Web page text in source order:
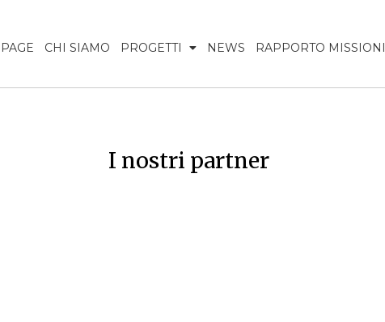
CHI SIAMO PROGETTI NEWS RAPPORTO MISSIONI
I nostri partner